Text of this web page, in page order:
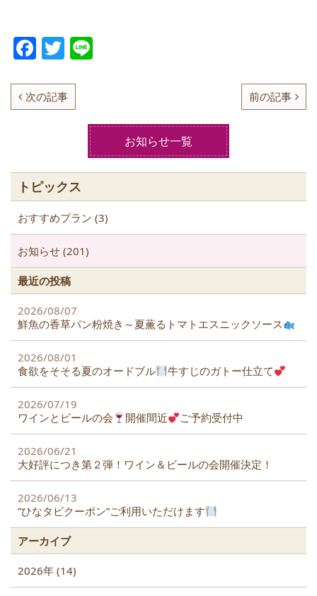
F
c
e
o
k
T
itt
er
次の記事 前の記事
お知らせ一覧
トピックス
おすすめプラン (3)
お知らせ (201)
最近の投稿
2026/08/07
鮮魚の香草パン粉焼き～夏薫るトマトエスニックソース
2026/08/01
食欲をそそる夏のオードブル
牛すじのガトー仕立て
2026/07/19
ワインとビールの会
開催間近 ご予約受付中
2026/06/21
大好評につき第２弾！ワイン＆ビールの会開催決定！
2026/06/13
”ひなタビクーポン”ご利用いただけます
アーカイブ
2026年 (14)